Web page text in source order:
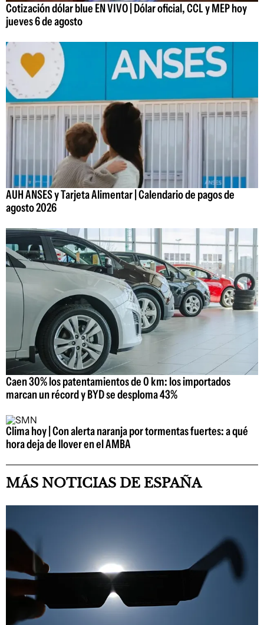
Cotización dólar blue EN VIVO | Dólar oficial, CCL y MEP hoy
jueves 6 de agosto
AUH ANSES y Tarjeta Alimentar | Calendario de pagos de
agosto 2026
Caen 30% los patentamientos de 0 km: los importados
marcan un récord y BYD se desploma 43%
Clima hoy | Con alerta naranja por tormentas fuertes: a qué
hora deja de llover en el AMBA
MÁS NOTICIAS DE ESPAÑA